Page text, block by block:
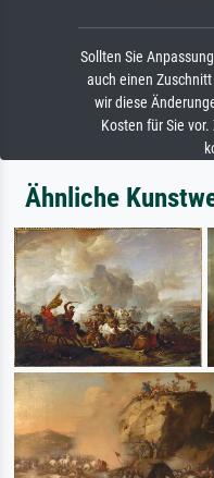
Sollten Sie
auch einen
wir diese
Kosten für Sie
Ähnliche